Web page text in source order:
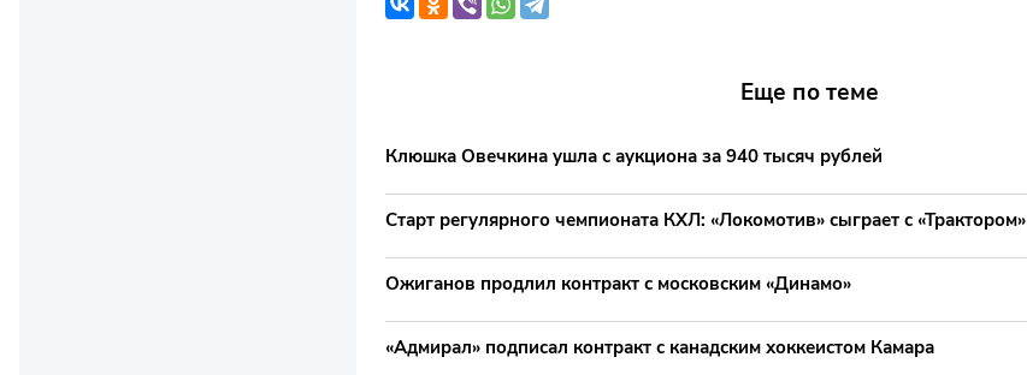
Еще по теме
Клюшка Овечкина ушла с аукциона за 940 тысяч рублей
Старт регулярного чемпионата КХЛ: «Локомотив» сыграет с «Трактором»
Ожиганов продлил контракт с московским «Динамо»
«Адмирал» подписал контракт с канадским хоккеистом Камара